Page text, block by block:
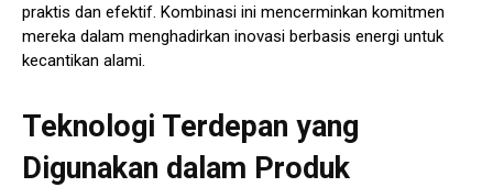
praktis dan efektif. Kombinasi ini mencerminkan komitmen
mereka dalam menghadirkan inovasi berbasis energi untuk
kecantikan alami.
Teknologi Terdepan yang
Digunakan dalam Produk